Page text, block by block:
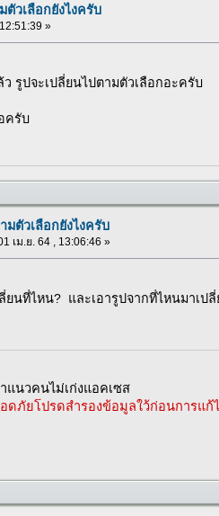
วเลือกยังไงครับ
»
ว รูปจะเปลี่ยนไปตามตัวเลือกอะครับ
ครับ
ตัวเลือกยังไงครับ
เม.ย. 64 , 13:06:46 »
ยนที่ไหน? และเอารูปจากที่ไหนมาเป
แนวคนไม่เก่งแอคเซส
ดภัยโปรดสำรองข้อมูลใว้ก่อนการแก้